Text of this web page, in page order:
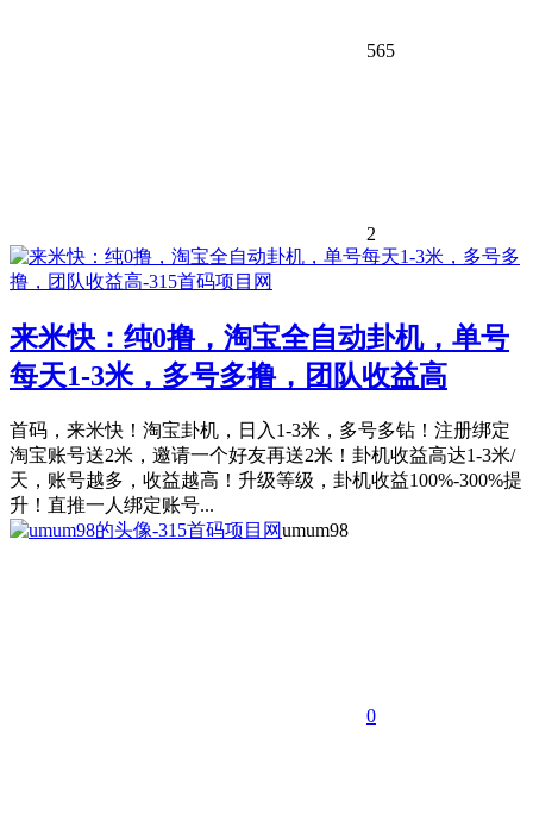
565
2
来米快：纯0撸，淘宝全自动卦机，单号
每天1-3米，多号多撸，团队收益高
首码，来米快！淘宝卦机，日入1-3米，多号多钻！注册绑定
淘宝账号送2米，邀请一个好友再送2米！卦机收益高达1-3米/
天，账号越多，收益越高！升级等级，卦机收益100%-300%提
升！直推一人绑定账号...
umum98
0